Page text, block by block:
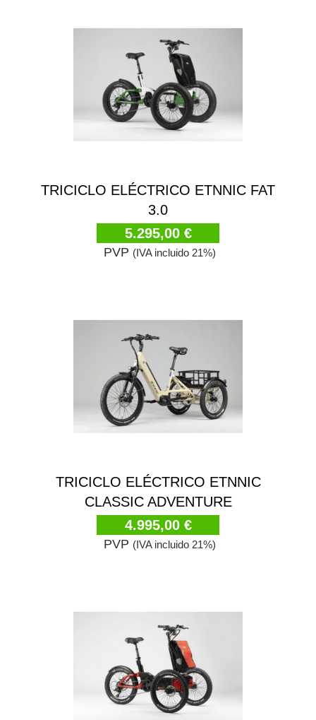
TRICICLO ELÉCTRICO ETNNIC FAT
3.0
5.295,00 €
PVP (IVA incluido 21%)
TRICICLO ELÉCTRICO ETNNIC
CLASSIC ADVENTURE
4.995,00 €
PVP (IVA incluido 21%)